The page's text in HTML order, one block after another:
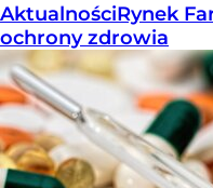
AktualnościRynek
ochrony zdrowia